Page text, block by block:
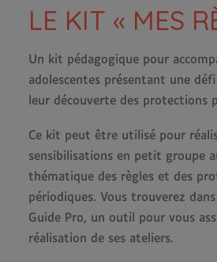
LE KIT « MES
Un kit pédagogique pour
adolescentes présentant une
leur découverte des protections
Ce kit peut être utilisé pour
sensibilisations en petit groupe
thématique des règles et des
périodiques. Vous trouverez
Guide Pro, un outil pour vous
réalisation de ses ateliers.